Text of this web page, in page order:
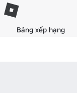
Bảng xếp hạng